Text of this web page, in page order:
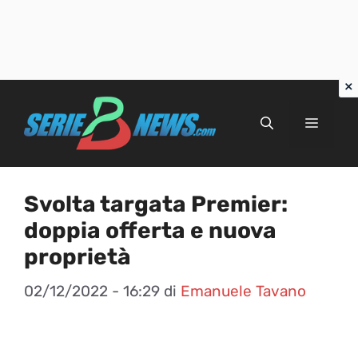
Menu
Svolta targata Premier:
doppia offerta e nuova
proprietà
02/12/2022 - 16:29 di Emanuele Tavano